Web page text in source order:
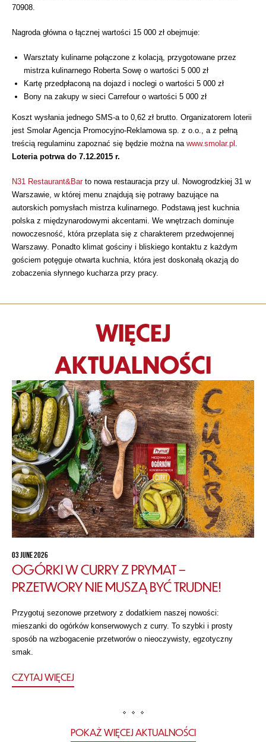
70908.
Nagroda główna o łącznej wartości 15 000 zł obejmuje:
Warsztaty kulinarne połączone z kolacją, przygotowane przez
mistrza kulinarnego Roberta Sowę o wartości 5 000 zł
Kartę przedpłaconą na dojazd i noclegi o wartości 5 000 zł
Bony na zakupy w sieci Carrefour o wartości 5 000 zł
Koszt wysłania jednego SMS-a to 0,62 zł brutto. Organizatorem loterii
jest Smolar Agencja Promocyjno-Reklamowa sp. z o.o., a z pełną
treścią regulaminu zapoznać się będzie można na www.smolar.pl .
Loteria potrwa do 7.12.2015 r.
N31 Restaurant&Barto nowa restauracja przy ul. Nowogrodzkiej 31 w
Warszawie, w której menu znajdują się potrawy bazujące na
autorskich pomysłach mistrza kulinarnego. Podstawą jest kuchnia
polska z międzynarodowymi akcentami. We wnętrzach dominuje
nowoczesność, która przeplata się z charakterem przedwojennej
Warszawy. Ponadto klimat gościny i bliskiego kontaktu z każdym
gościem potęguje otwarta kuchnia, która jest doskonałą okazją do
zobaczenia słynnego kucharza przy pracy.
WIĘCEJ
AKTUALNOŚCI
03 JUNE 2026
OGÓRKI W CURRY Z PRYMAT –
PRZETWORY NIE MUSZĄ BYĆ TRUDNE!
Przygotuj sezonowe przetwory z dodatkiem naszej nowości:
mieszanki do ogórków konserwowych z curry. To szybki i prosty
sposób na wzbogacenie przetworów o nieoczywisty, egzotyczny
smak.
CZYTAJ WIĘCEJ
POKAŻ WIĘCEJ AKTUALNOŚCI